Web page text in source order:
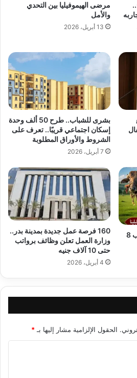
مرضى الهيموفيليا بين التحدي
والأمل
13 أبريل، 2026
بشرى للشباب.. طرح 50 ألف وحدة
إسكان اجتماعي قريبًا.. تعرف على
الشروط والأوراق المطلوبة
7 أبريل، 2026
جاموسه تهاجم أصحابها وتصيب 8
160 فرصة عمل جديدة بمدينة بدر..
وزارة العمل تعلن وظائف برواتب
حتى 10 آلاف جنيه
4 أبريل، 2026
الحقول الإلزامية مشار إليها بـ*